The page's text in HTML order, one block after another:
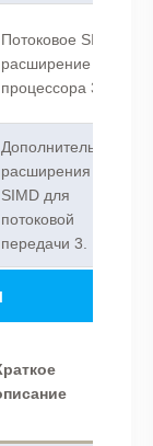
Потоковое SIMD-
расширение
процессора 3.
Дополнительные
расширения
SIMD для
потоковой
передачи 3.